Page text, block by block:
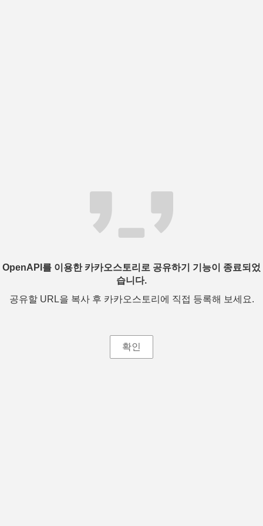
OpenAPI를 이용한 카카오스토리로 공유하기 기능이 종료되었
습니다.
공유할 URL을 복사 후 카카오스토리에 직접 등록해 보세요.
확인